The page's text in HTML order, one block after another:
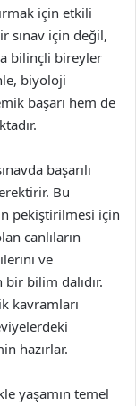
için etkili
sınav için değil,
bilinçli bireyler
biyoloji
başarı hem de
başarılı
Bu
pekiştirilmesi için
canlıların
ve
bilim dalıdır.
kavramları
hazırlar.
yaşamın temel